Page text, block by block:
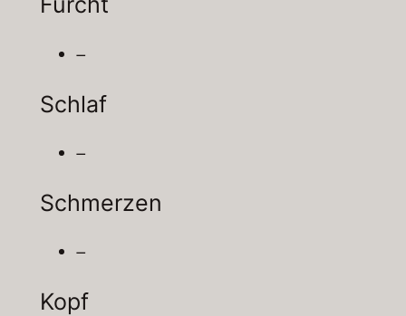
–
Schlaf
–
Schmerzen
–
Kopf